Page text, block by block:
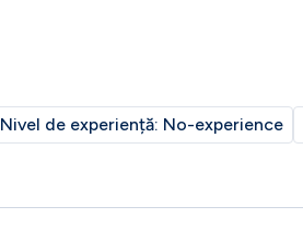
Nivel de experiență: No-experience